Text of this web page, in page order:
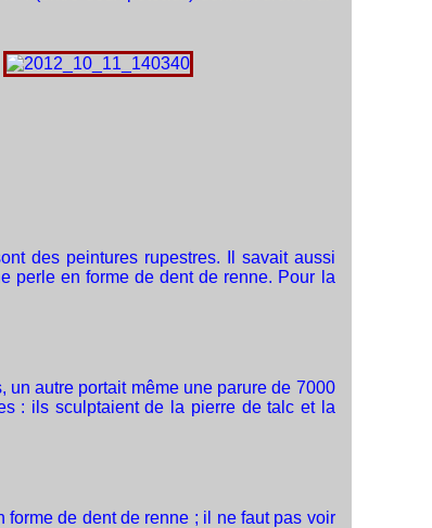
des peintures rupestres. Il savait aussi
perle en forme de dent de renne. Pour la
autre portait même une parure de 7000
: ils sculptaient de la pierre de talc et la
de dent de renne ; il ne faut pas voir